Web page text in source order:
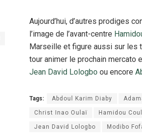
Aujourd’hui, d’autres prodiges
l’image de l’avant-centre
Marseille et figure aussi sur les
tour animer le prochain mercato
Jean David Lologbo ou encore
Tags: Abdoul Karim Diaby
Christ Inao Oulaï Hamidou
Jean David Lologbo Modibo